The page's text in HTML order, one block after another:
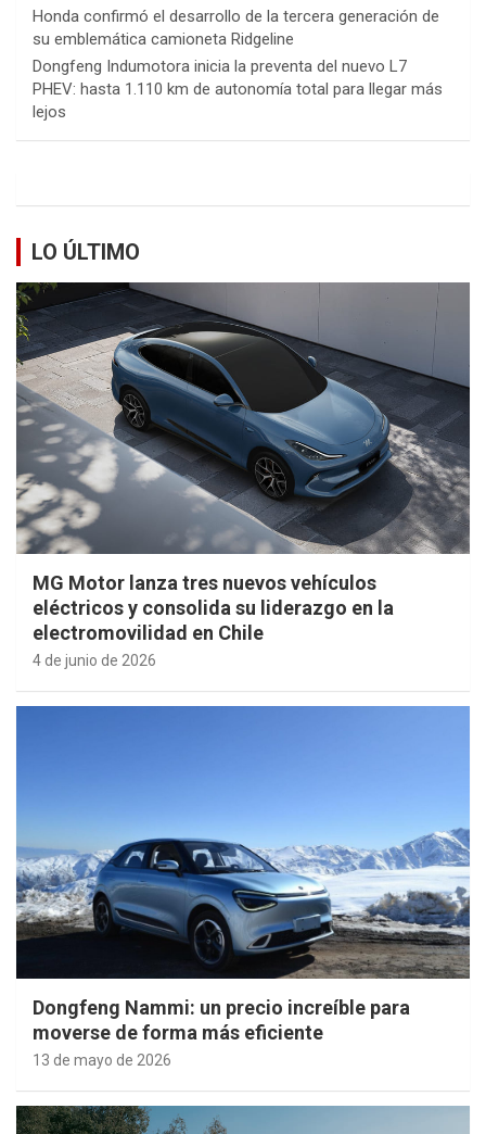
Honda confirmó el desarrollo de la tercera generación de
su emblemática camioneta Ridgeline
Dongfeng Indumotora inicia la preventa del nuevo L7
PHEV: hasta 1.110 km de autonomía total para llegar más
lejos
LO ÚLTIMO
MG Motor lanza tres nuevos vehículos
eléctricos y consolida su liderazgo en la
electromovilidad en Chile
4 de junio de 2026
Dongfeng Nammi: un precio increíble para
moverse de forma más eficiente
13 de mayo de 2026